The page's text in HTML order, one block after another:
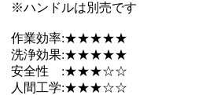
※ハンドルは別売です
作業効率:★★★★★
洗浄効果:★★★★★
安全性 :★★★☆☆
人間工学:★★★☆☆